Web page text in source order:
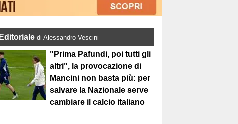
Editorialedi Alessandro Vescini
"Prima Pafundi, poi tutti gli
altri", la provocazione di
Mancini non basta più: per
salvare la Nazionale serve
cambiare il calcio italiano